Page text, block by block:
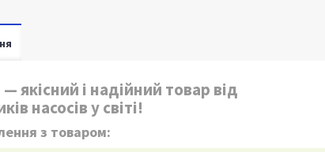
якісний і надійний товар від
насосів у світі!
з товаром: